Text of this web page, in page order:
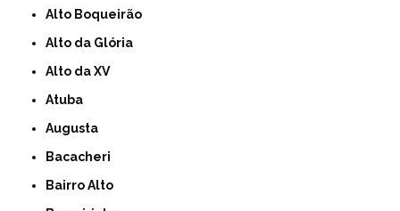
Alto Boqueirão
Alto da Glória
Alto da XV
Atuba
Augusta
Bacacheri
Bairro Alto